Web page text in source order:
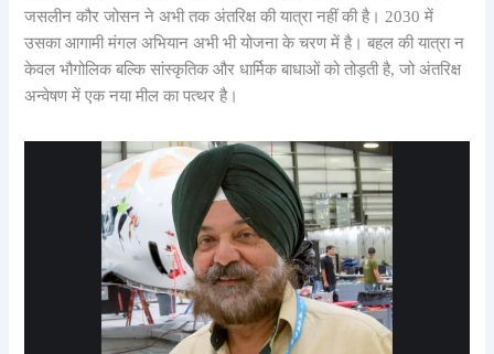
जसलीन कौर जोसन ने अभी तक अंतरिक्ष की यात्रा नहीं की है। 2030 में
उसका आगामी मंगल अभियान अभी भी योजना के चरण में है। बहल की यात्रा न
केवल भौगोलिक बल्कि सांस्कृतिक और धार्मिक बाधाओं को तोड़ती है, जो अंतरिक्ष
अन्वेषण में एक नया मील का पत्थर है।